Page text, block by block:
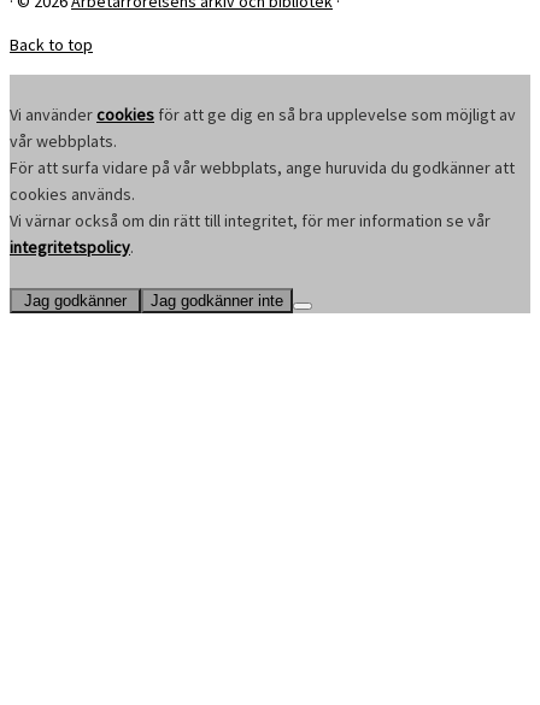
Back to top
Vi användercookies för att ge dig en så bra upplevelse som möjligt av
vår webbplats.
För att surfa vidare på vår webbplats, ange huruvida du godkänner att
cookies används.
Vi värnar också om din rätt till integritet, för mer information se vår
integritetspolicy.
Jag godkänner Jag godkänner inte